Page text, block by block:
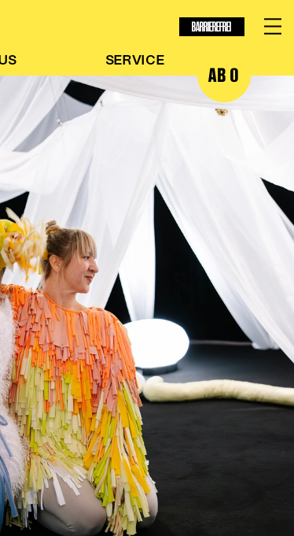
BARRIEREFREI
SERVICE
AB 0